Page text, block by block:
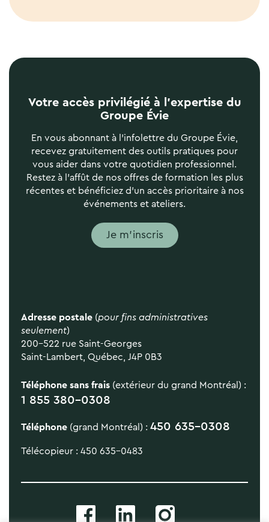
Adresse postale (pour fins administratives
seulement)
200-522 rue Saint-Georges
Saint-Lambert, Québec, J4P 0B3
Téléphone sans frais (extérieur du grand Montréal) :
1 855 380-0308
Téléphone (grand Montréal) : 450 635-0308
Télécopieur : 450 635-0483
Votre accès privilégié à l’expertise du
Groupe Évie
En vous abonnant à l'infolettre du Groupe Évie,
recevez gratuitement des outils pratiques pour
vous aider dans votre quotidien professionnel.
Restez à l'affût de nos offres de formation les plus
récentes et bénéficiez d'un accès prioritaire à nos
événements et ateliers.
Je m'inscris